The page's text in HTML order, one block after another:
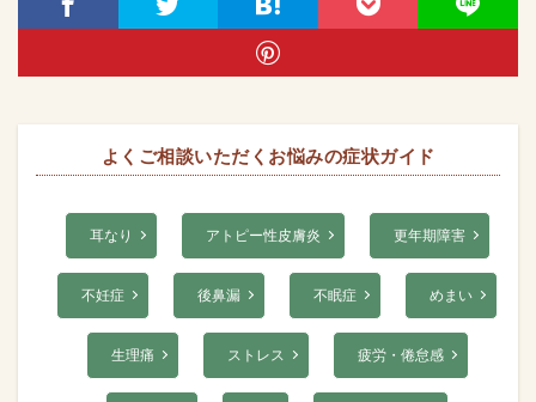
よくご相談いただくお悩みの症状ガイド
耳なり アトピー性皮膚炎 更年期障害
不妊症 後鼻漏 不眠症 めまい
生理痛 ストレス 疲労・倦怠感